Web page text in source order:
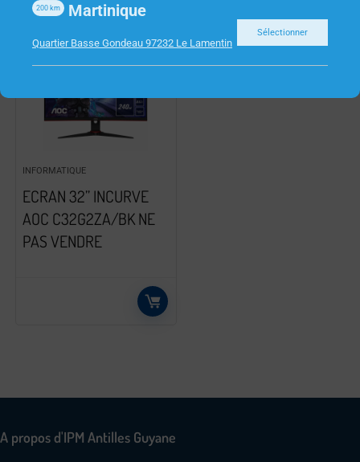
INFORMATIQUE
ECRAN 32” INCURVE
AOC C32G2ZA/BK NE
PAS VENDRE
A propos d'IPM Antilles Guyane
Martinique
200 km
Quartier Basse Gondeau 97232 Le Lamentin
Sélectionner